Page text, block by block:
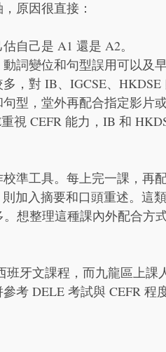
原因很直接：
自己是 A1 還是 A2。
詞變位和句型誤用可以及早
，對 IB、IGCSE、HKDSE
句型，堂外再配合指定影片
視 CEFR 能力，IB 和
準工具。每上完一課，再
加入摘要和口頭重述。這
。想整理這種課內外配合方
牙文課程，而九龍區上課
考 DELE 考試與 CEFR 程度